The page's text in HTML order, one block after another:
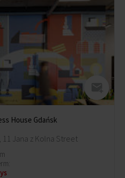
House Gdańsk
Jana z Kolna Street